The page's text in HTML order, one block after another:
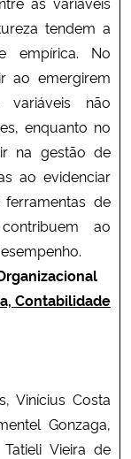
tendem a
empírica. No
ao emergirem
não
enquanto no
na gestão de
ao evidenciar
ferramentas de
ao
Contabilidade
Vinícius Costa
Gonzaga,
Vieira de